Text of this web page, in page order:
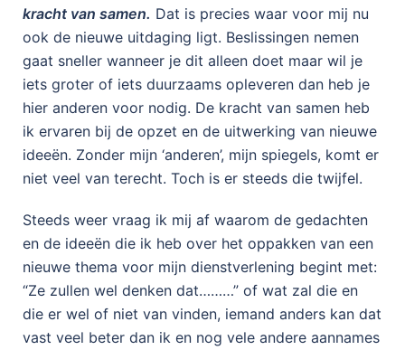
kracht van samen. Dat is precies waar voor mij nu
ook de nieuwe uitdaging ligt. Beslissingen nemen
gaat sneller wanneer je dit alleen doet maar wil je
iets groter of iets duurzaams opleveren dan heb je
hier anderen voor nodig. De kracht van samen heb
ik ervaren bij de opzet en de uitwerking van nieuwe
ideeën. Zonder mijn ‘anderen’, mijn spiegels, komt er
niet veel van terecht. Toch is er steeds die twijfel.
Steeds weer vraag ik mij af waarom de gedachten
en de ideeën die ik heb over het oppakken van een
nieuwe thema voor mijn dienstverlening begint met:
“Ze zullen wel denken dat………” of wat zal die en
die er wel of niet van vinden, iemand anders kan dat
vast veel beter dan ik en nog vele andere aannames